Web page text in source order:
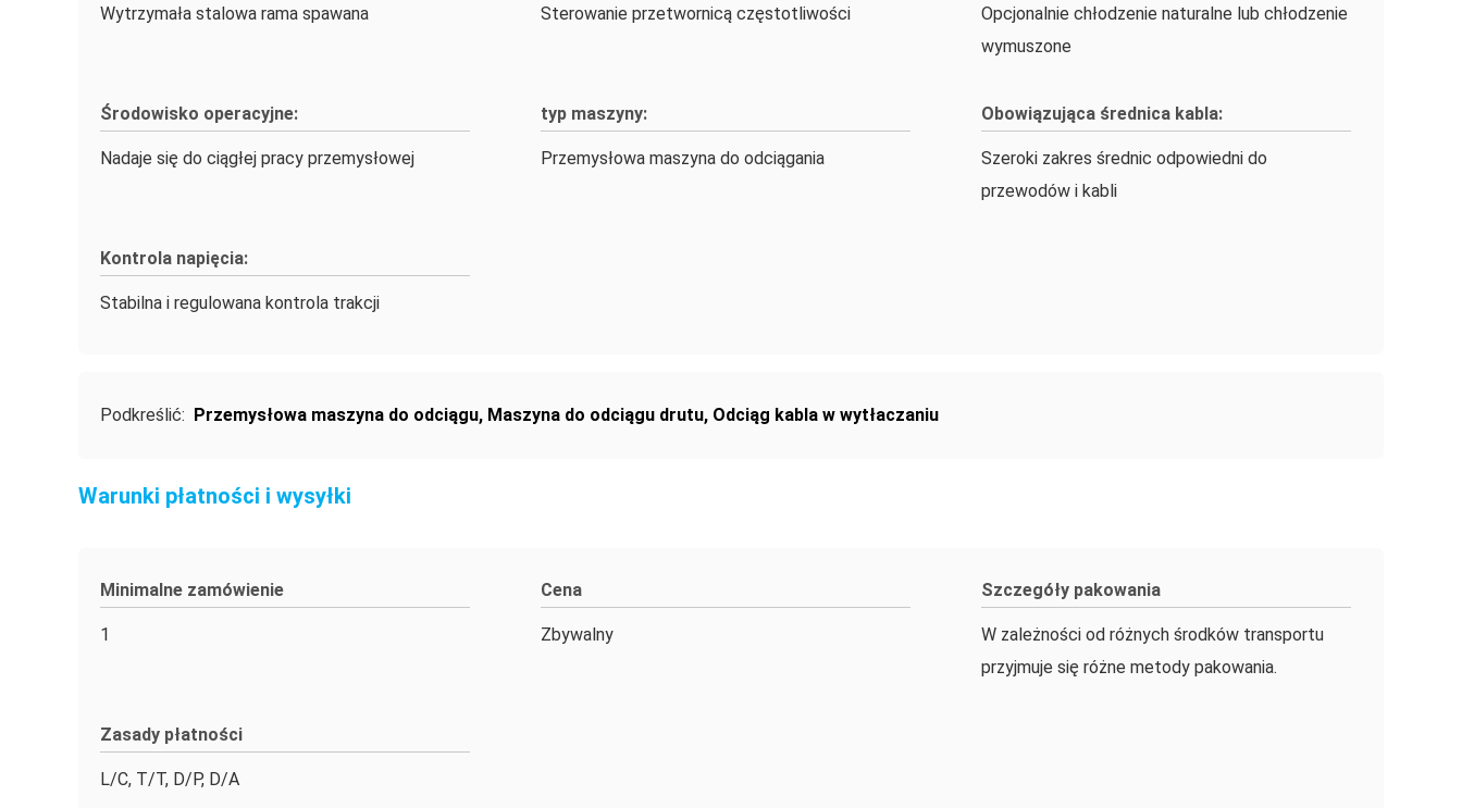
Wytrzymała stalowa rama spawana Sterowanie przetwornicą częstotliwości
Opcjonalnie chłodzenie naturalne lub chłodzenie
wymuszone
Środowisko operacyjne:
Nadaje się do ciągłej pracy przemysłowej
typ maszyny:
Przemysłowa maszyna do odciągania
Obowiązująca średnica kabla:
Szeroki zakres średnic odpowiedni do
przewodów i kabli
Kontrola napięcia:
Stabilna i regulowana kontrola trakcji
Podkreślić: Przemysłowa maszyna do odciągu, Maszyna do odciągu drutu, Odciąg kabla w wytłaczaniu
Warunki płatności i wysyłki
Minimalne zamówienie
1
Cena
Zbywalny
Szczegóły pakowania
W zależności od różnych środków transportu
przyjmuje się różne metody pakowania.
Zasady płatności
L/C, T/T, D/P, D/A